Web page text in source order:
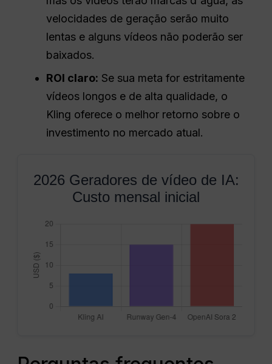
velocidades de geração serão muito
lentas e alguns vídeos não poderão ser
baixados.
ROI claro: Se sua meta for estritamente
vídeos longos e de alta qualidade, o
Kling oferece o melhor retorno sobre o
investimento no mercado atual.
2026 Geradores de vídeo de IA:
Custo mensal inicial